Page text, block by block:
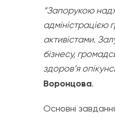
“Запорукою
адміністрацією
активістами.
бізнесу,
здоров’я
Воронцова.
Основні